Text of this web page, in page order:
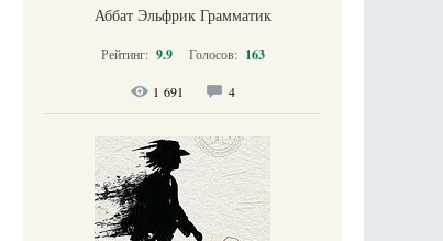
Аббат Эльфрик Грамматик
Рейтинг: 9.9 Голосов: 163
1 691 4